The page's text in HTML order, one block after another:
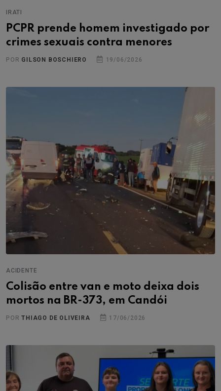
IRATI
PCPR prende homem investigado por
crimes sexuais contra menores
POR GILSON BOSCHIERO 19/06/2026
ACIDENTE
Colisão entre van e moto deixa dois
mortos na BR-373, em Candói
PORTHIAGO DE OLIVEIRA 17/06/2026